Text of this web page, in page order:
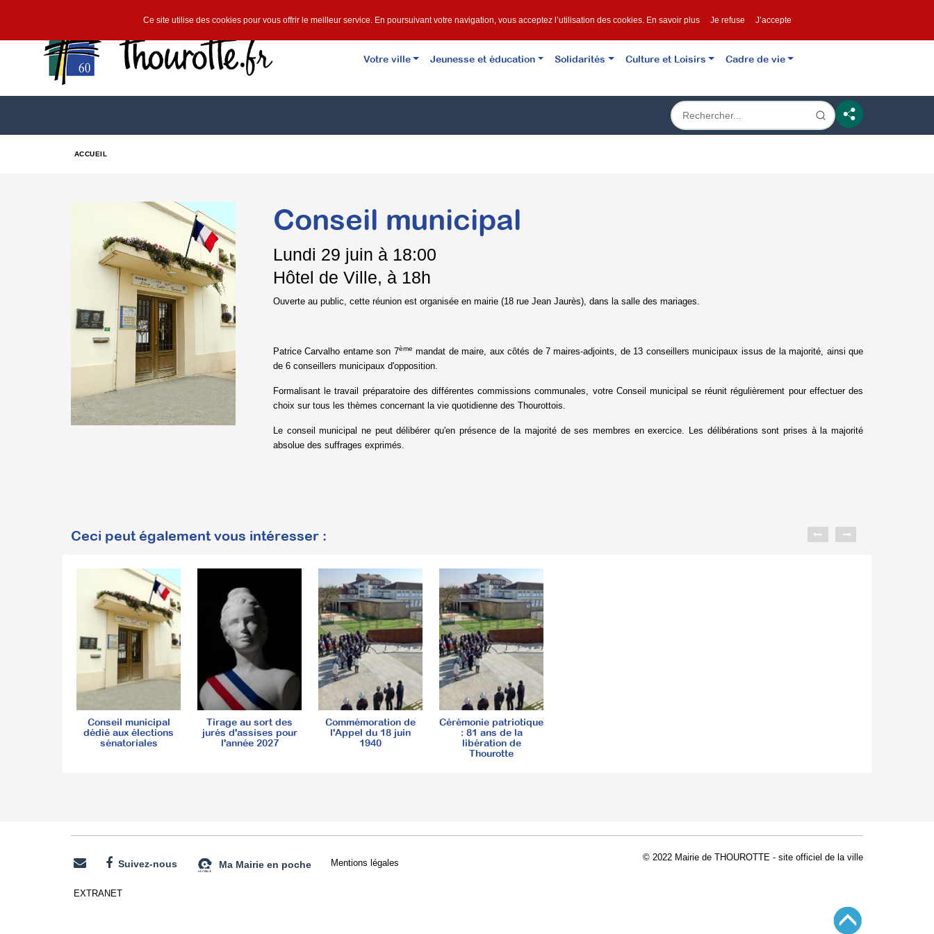
Votre ville Jeunesse et éducation Solidarités Culture et Loisirs Cadre de vie
ACCUEIL
Conseil municipal
Lundi 29 juin à 18:00
Hôtel de Ville, à 18h
Ouverte au public, cette réunion est organisée en mairie (18 rue Jean Jaurès), dans la salle des mariages.
Patrice Carvalho entame son 7ème mandat de maire, aux côtés de 7 maires-adjoints, de 13 conseillers municipaux issus de la majorité, ainsi que
de 6 conseillers municipaux d'opposition.
Formalisant le travail préparatoire des différentes commissions communales, votre Conseil municipal se réunit régulièrement pour effectuer des
choix sur tous les thèmes concernant la vie quotidienne des Thourottois.
Le conseil municipal ne peut délibérer qu'en présence de la majorité de ses membres en exercice. Les délibérations sont prises à la majorité
absolue des suffrages exprimés.
Ceci peut également vous intéresser :
Conseil municipal
dédié aux élections
sénatoriales
Tirage au sort des
jurés d'assises pour
l'année 2027
Commémoration de
l'Appel du 18 juin
1940
Cérémonie patriotique
: 81 ans de la
libération de
Thourotte
Suivez-nous Ma Mairie en poche Mentions légales
EXTRANET
© 2022 Mairie de THOUROTTE - site officiel de la ville
Ce site utilise des cookies pour vous offrir le meilleur service. En poursuivant votre navigation, vous acceptez l’utilisation des cookies. En savoir plus Je refuse J’accepte